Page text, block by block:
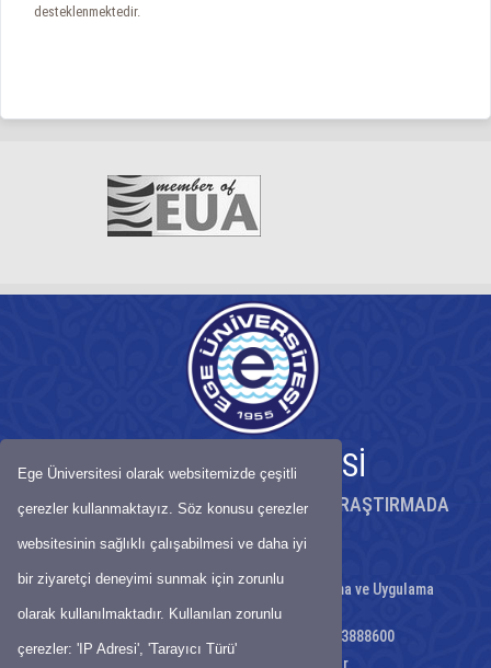
Ege Üniversitesi olarak websitemizde çeşitli
çerezler kullanmaktayız. Söz konusu çerezler
websitesinin sağlıklı çalışabilmesi ve daha iyi
bir ziyaretçi deneyimi sunmak için zorunlu
olarak kullanılmaktadır. Kullanılan zorunlu
çerezler: 'IP Adresi', 'Tarayıcı Türü'
desteklenmektedir.
EGE ÜNİVERSİTESİ
KÖKLÜ BİRİKİMİYLE BİLİMDE ÖNCÜ, ARAŞTIRMADA
E.Ü Tıp Fakültesi Kanserle Savaş Araştırma ve Uygulama
Telefon : 02323904124 - Faks: 02323888600
kansavuyg@ege.edu.tr